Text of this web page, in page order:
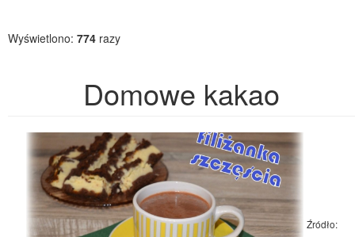
Wyświetlono: 774 razy
Domowe kakao
Źródło: